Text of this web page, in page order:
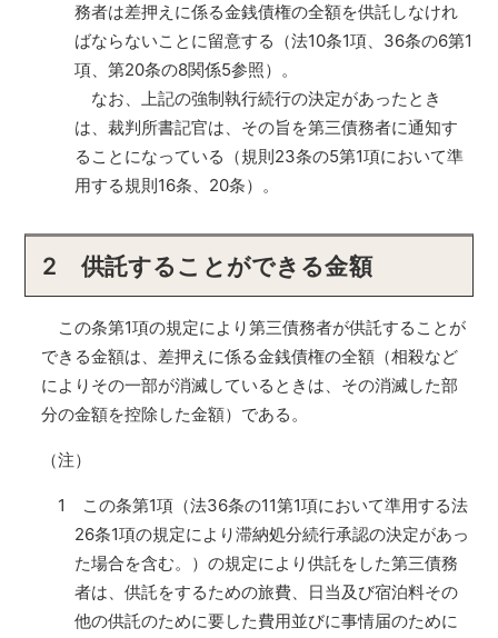
務者は差押えに係る金銭債権の全額を供託しなけれ
ばならないことに留意する（法10条1項、36条の6第1
項、第20条の8関係5参照）。
なお、上記の強制執行続行の決定があったとき
は、裁判所書記官は、その旨を第三債務者に通知す
ることになっている（規則23条の5第1項において準
用する規則16条、20条）。
2 供託することができる金額
この条第1項の規定により第三債務者が供託することが
できる金額は、差押えに係る金銭債権の全額（相殺など
によりその一部が消滅しているときは、その消滅した部
分の金額を控除した金額）である。
（注）
1 この条第1項（法36条の11第1項において準用する法
26条1項の規定により滞納処分続行承認の決定があっ
た場合を含む。）の規定により供託をした第三債務
者は、供託をするための旅費、日当及び宿泊料その
他の供託のために要した費用並びに事情届のために